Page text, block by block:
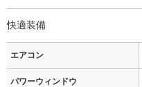
快適装備
エアコン
パワーウィンドウ